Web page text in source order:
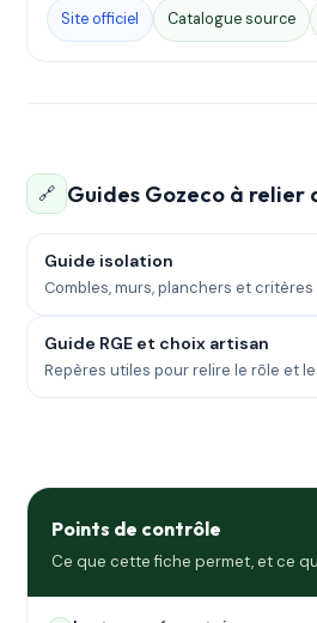
Site officiel Catalogue source
🔗 Guides Gozeco à relier
Guide isolation
Combles, murs, planchers et critères
Guide RGE et choix artisan
Repères utiles pour relire le rôle et
Points de contrôle
Ce que cette fiche permet, et ce